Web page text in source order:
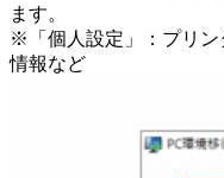
ます。
※「個人設定」：プリン
情報など